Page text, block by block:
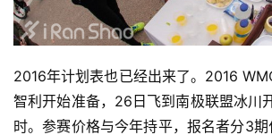
用
户
选
运
2016年计划表也已经出来了。2016
智利开始准备，26日飞到南极联盟冰川
时。参赛价格与今年持平，报名者分3期